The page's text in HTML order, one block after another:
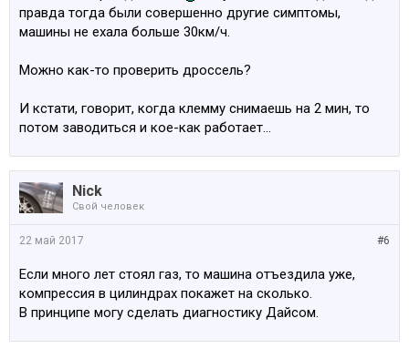
правда тогда были совершенно другие симптомы,
машины не ехала больше 30км/ч.
Можно как-то проверить дроссель?
И кстати, говорит, когда клемму снимаешь на 2 мин, то
потом заводиться и кое-как работает...
Nick
Свой человек
#6
22 май 2017
Если много лет стоял газ, то машина отъездила уже,
компрессия в цилиндрах покажет на сколько.
В принципе могу сделать диагностику Дайсом.